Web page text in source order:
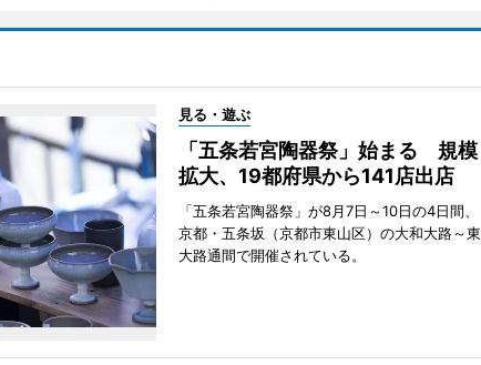
見る・遊ぶ
「五条若宮陶器祭」始まる 規模
拡大、19都府県から141店出店
「五条若宮陶器祭」が8月7日～10日の4日間、
京都・五条坂（京都市東山区）の大和大路～東
大路通間で開催されている。